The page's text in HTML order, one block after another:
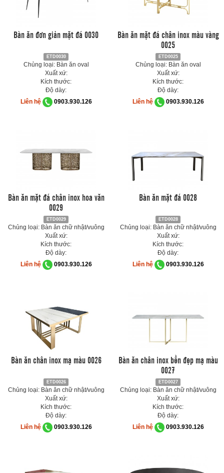
Bàn ăn đơn giản mặt đá 0030
ETD0030
Chủng loại: Bàn ăn oval
Xuất xứ:
Kích thước:
Độ dày:
Liên hệ
0903.930.126
Bàn ăn mặt đá chân inox màu vàng
0025
ETD0025
Chủng loại: Bàn ăn oval
Xuất xứ:
Kích thước:
Độ dày:
Liên hệ
0903.930.126
Bàn ăn mặt đá chân inox hoa văn
0029
ETD0029
Chủng loại: Bàn ăn chữ nhật/vuông
Xuất xứ:
Kích thước:
Độ dày:
Liên hệ
0903.930.126
Bàn ăn mặt đá 0028
ETD0028
Chủng loại: Bàn ăn chữ nhật/vuông
Xuất xứ:
Kích thước:
Độ dày:
Liên hệ
0903.930.126
Bàn ăn chân inox mạ màu 0026
ETD0026
Chủng loại: Bàn ăn chữ nhật/vuông
Xuất xứ:
Kích thước:
Độ dày:
Liên hệ
0903.930.126
Bàn ăn chân inox bền đẹp mạ màu
0027
ETD0027
Chủng loại: Bàn ăn chữ nhật/vuông
Xuất xứ:
Kích thước:
Độ dày:
Liên hệ
0903.930.126